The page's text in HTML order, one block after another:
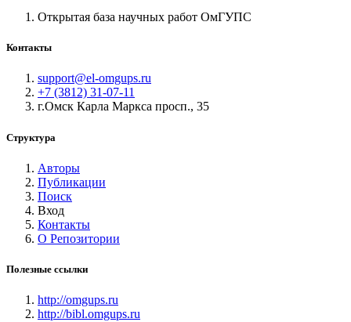
Открытая база научных работ ОмГУПС
Контакты
support@el-omgups.ru
+7 (3812) 31-07-11
г.Омск Карла Маркса просп., 35
Структура
Авторы
Публикации
Поиск
Вход
Контакты
О Репозитории
Полезные ссылки
http://omgups.ru
http://bibl.omgups.ru